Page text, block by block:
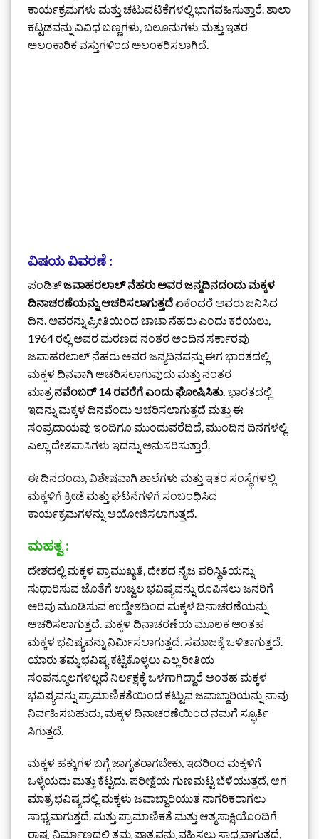
ಕಾರ್ಯಕ್ರಮಗಳು ಮತ್ತು ಚಟುವಟಿಕೆಗಳಲ್ಲಿ ಭಾಗವಹಿಸುತ್ತಾರೆ. ಶಾಲಾ
ಕಟ್ಟಡವನ್ನು ವಿವಿಧ ಬಣ್ಣಗಳು, ಬಲೂನುಗಳು ಮತ್ತು ಇತರ
ಅಲಂಕಾರಿಕ ವಸ್ತುಗಳಿಂದ ಅಲಂಕರಿಸಲಾಗಿದೆ.
ವಿಷಯ ವಿವರಣೆ :
ಪಂಡಿತ್ಜವಾಹರಲಾಲ್ ನೆಹರು ಅವರ ಜನ್ಮದಿನದಂದು ಮಕ್ಕಳ
ದಿನಾಚರಣೆಯನ್ನು ಆಚರಿಸಲಾಗುತ್ತದೆಏಕೆಂದರೆ ಅವರು ಜನಿಸಿದ
ದಿನ. ಅವರನ್ನು ಪ್ರೀತಿಯಿಂದ ಚಾಚಾ ನೆಹರು ಎಂದು ಕರೆಯಲು,
1964 ರಲ್ಲಿ ಅವರ ಮರಣದ ನಂತರ ಅಂದಿನ ಸರ್ಕಾರವು
ಜವಾಹರಲಾಲ್ ನೆಹರು ಅವರ ಜನ್ಮದಿನವನ್ನು ಈಗ ಭಾರತದಲ್ಲಿ
ಮಕ್ಕಳ ದಿನವಾಗಿ ಆಚರಿಸಲಾಗುವುದು ಮತ್ತು ನಂತರ
ಮಾತ್ರನವೆಂಬರ್ 14 ರವರೆಗೆ ಎಂದು ಘೋಷಿಸಿತು. ಭಾರತದಲ್ಲಿ
ಇದನ್ನು ಮಕ್ಕಳ ದಿನವೆಂದು ಆಚರಿಸಲಾಗುತ್ತದೆ ಮತ್ತು ಈ
ಸಂಪ್ರದಾಯವು ಇಂದಿಗೂ ಮುಂದುವರೆದಿದೆ, ಮುಂದಿನ ದಿನಗಳಲ್ಲಿ
ಎಲ್ಲಾ ದೇಶವಾಸಿಗಳು ಇದನ್ನು ಅನುಸರಿಸುತ್ತಾರೆ.
ಈ ದಿನದಂದು, ವಿಶೇಷವಾಗಿ ಶಾಲೆಗಳು ಮತ್ತು ಇತರ ಸಂಸ್ಥೆಗಳಲ್ಲಿ
ಮಕ್ಕಳಿಗೆ ಕ್ರೀಡೆ ಮತ್ತು ಘಟನೆಗಳಿಗೆ ಸಂಬಂಧಿಸಿದ
ಕಾರ್ಯಕ್ರಮಗಳನ್ನು ಆಯೋಜಿಸಲಾಗುತ್ತದೆ.
ಮಹತ್ವ :
ದೇಶದಲ್ಲಿ ಮಕ್ಕಳ ಪ್ರಾಮುಖ್ಯತೆ, ದೇಶದ ನೈಜ ಪರಿಸ್ಥಿತಿಯನ್ನು
ಸುಧಾರಿಸುವ ಜೊತೆಗೆ ಉಜ್ವಲ ಭವಿಷ್ಯವನ್ನು ರೂಪಿಸಲು ಜನರಿಗೆ
ಅರಿವು ಮೂಡಿಸುವ ಉದ್ದೇಶದಿಂದ ಮಕ್ಕಳ ದಿನಾಚರಣೆಯನ್ನು
ಆಚರಿಸಲಾಗುತ್ತದೆ. ಮಕ್ಕಳ ದಿನಾಚರಣೆಯ ಮೂಲಕ ಅಂತಹ
ಮಕ್ಕಳ ಭವಿಷ್ಯವನ್ನು ನಿರ್ಮಿಸಲಾಗುತ್ತದೆ. ಸಮಾಜಕ್ಕೆ ಒಳಿತಾಗುತ್ತದೆ.
ಯಾರು ತಮ್ಮ ಭವಿಷ್ಯ ಕಟ್ಟಿಕೊಳ್ಳಲು ಎಲ್ಲ ರೀತಿಯ
ಸಂಪನ್ಮೂಲಗಳಿಲ್ಲದೆ ನಿರ್ಲಕ್ಷಕ್ಕೆ ಒಳಗಾಗಿದ್ದಾರೆ ಅಂತಹ ಮಕ್ಕಳ
ಭವಿಷ್ಯವನ್ನು ಪ್ರಾಮಾಣಿಕತೆಯಿಂದ ಕಟ್ಟುವ ಜವಾಬ್ದಾರಿಯನ್ನು ನಾವು
ನಿರ್ವಹಿಸಬಹುದು, ಮಕ್ಕಳ ದಿನಾಚರಣೆಯಿಂದ ನಮಗೆ ಸ್ಫೂರ್ತಿ
ಸಿಗುತ್ತದೆ.
ಮಕ್ಕಳ ಹಕ್ಕುಗಳ ಬಗ್ಗೆ ಜಾಗೃತರಾಗಬೇಕು, ಇದರಿಂದ ಮಕ್ಕಳಿಗೆ
ಒಳ್ಳೆಯದು ಮತ್ತು ಕೆಟ್ಟದು. ಪರೀಕ್ಷೆಯ ಗುಣಮಟ್ಟ ಬೆಳೆಯುತ್ತದೆ, ಆಗ
ಮಾತ್ರ ಭವಿಷ್ಯದಲ್ಲಿ ಮಕ್ಕಳು ಜವಾಬ್ದಾರಿಯುತ ನಾಗರಿಕರಾಗಲು
ಸಾಧ್ಯವಾಗುತ್ತದೆ. ಮತ್ತು ಪ್ರಾಮಾಣಿಕತೆ ಮತ್ತು ಆತ್ಮಸಾಕ್ಷಿಯೊಂದಿಗೆ
ರಾಷ್ಟ್ರ ನಿರ್ಮಾಣದಲ್ಲಿ ತಮ್ಮ ಪಾತ್ರವನ್ನು ವಹಿಸಲು ಸಾಧ್ಯವಾಗುತ್ತದೆ,